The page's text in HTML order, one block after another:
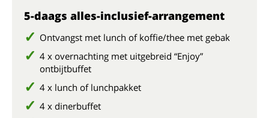
5-daags alles-inclusief-arrangement
Ontvangst met lunch of koffie/thee met gebak
4 x overnachting met uitgebreid “Enjoy”
ontbijtbuffet
4 x lunch of lunchpakket
4 x dinerbuffet